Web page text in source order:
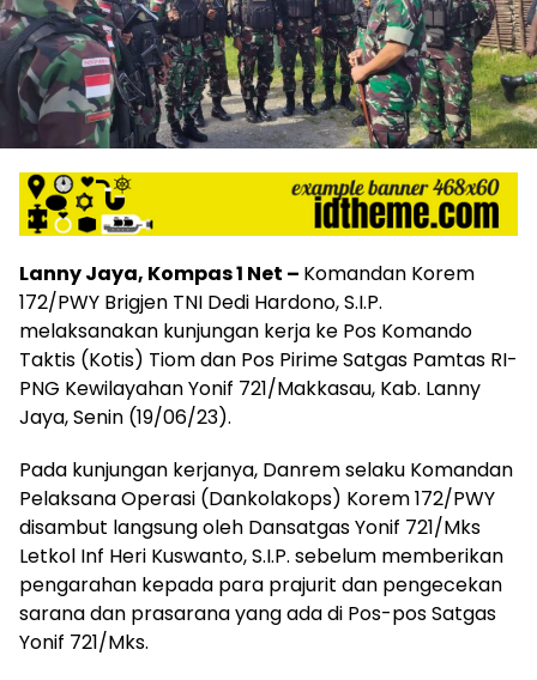
Lanny Jaya, Kompas 1 Net – Komandan Korem
172/PWY Brigjen TNI Dedi Hardono, S.I.P.
melaksanakan kunjungan kerja ke Pos Komando
Taktis (Kotis) Tiom dan Pos Pirime Satgas Pamtas RI-
PNG Kewilayahan Yonif 721/Makkasau, Kab. Lanny
Jaya, Senin (19/06/23).
Pada kunjungan kerjanya, Danrem selaku Komandan
Pelaksana Operasi (Dankolakops) Korem 172/PWY
disambut langsung oleh Dansatgas Yonif 721/Mks
Letkol Inf Heri Kuswanto, S.I.P. sebelum memberikan
pengarahan kepada para prajurit dan pengecekan
sarana dan prasarana yang ada di Pos-pos Satgas
Yonif 721/Mks.